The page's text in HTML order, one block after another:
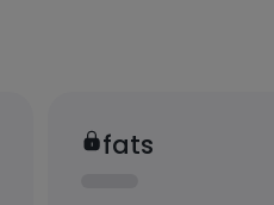
fats